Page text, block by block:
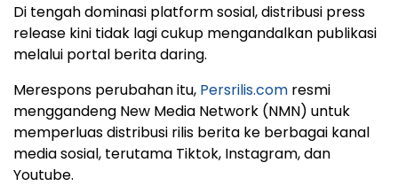
Di tengah dominasi platform sosial, distribusi press
release kini tidak lagi cukup mengandalkan publikasi
melalui portal berita daring.
Merespons perubahan itu, Persrilis.com resmi
menggandeng New Media Network (NMN) untuk
memperluas distribusi rilis berita ke berbagai kanal
media sosial, terutama Tiktok, Instagram, dan
Youtube.